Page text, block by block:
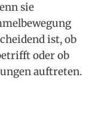
sie
ist, ob
oder ob
auftreten.